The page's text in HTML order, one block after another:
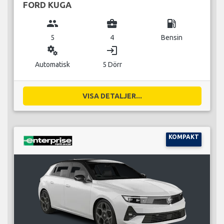
FORD KUGA
group
5
business_center
4
local_gas_station
Bensin
miscellaneous_services
Automatisk
login
5 Dörr
VISA DETALJER...
KOMPAKT